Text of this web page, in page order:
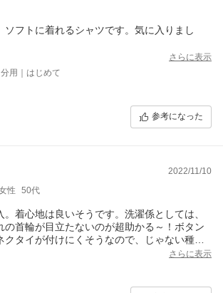
ソフトに着れるシャツです。気に入りまし
さらに表示
用｜はじめて
参考になった
2022/11/10
性 50代
着心地は良いそうです。洗濯係としては、
の首輪が目立たないのが超助かる～！ボタン
クタイが付けにくそうなので、じゃない種類
いのにな。今度は半袖を注文したいと思いま
さらに表示